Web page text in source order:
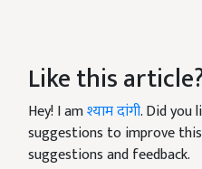
Like this
Hey! I amश्याम दांगी. Did you
suggestions to improve
suggestions and feedback.